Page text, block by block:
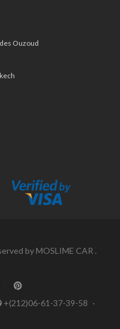
Ouzoud
by MOSLIME CAR .
+(212)06-61-37-39-58 ·